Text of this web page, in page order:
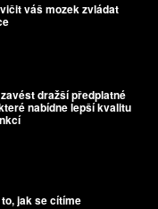
váš mozek zvládat
dražší předplatné
nabídne lepší kvalitu
jak se cítíme